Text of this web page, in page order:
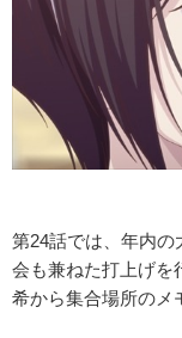
第24話では、年内
会も兼ねた打上げを
希から集合場所のメ